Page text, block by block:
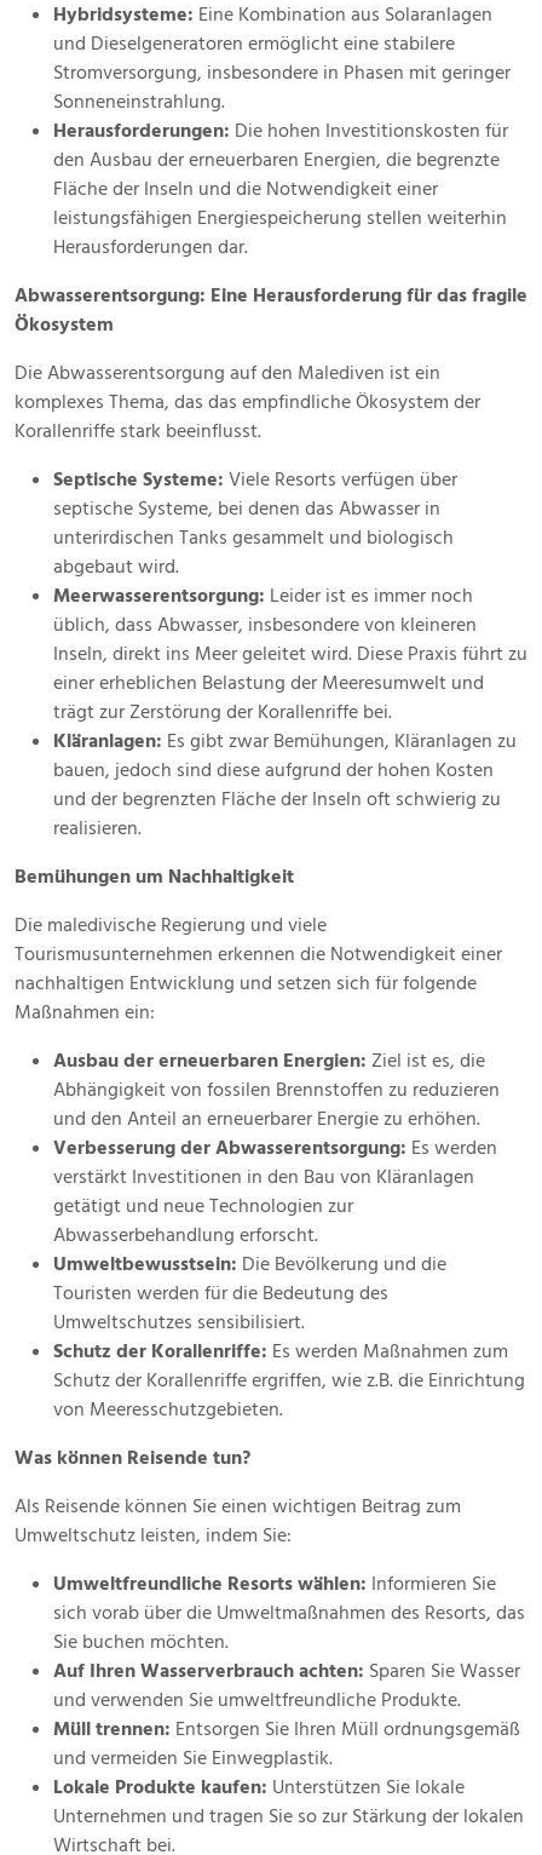
Hybridsysteme: Eine Kombination aus Solaranlagen
und Dieselgeneratoren ermöglicht eine stabilere
Stromversorgung, insbesondere in Phasen mit geringer
Sonneneinstrahlung.
Herausforderungen: Die hohen Investitionskosten für
den Ausbau der erneuerbaren Energien, die begrenzte
Fläche der Inseln und die Notwendigkeit einer
leistungsfähigen Energiespeicherung stellen weiterhin
Herausforderungen dar.
Abwasserentsorgung: Eine Herausforderung für das fragile
Ökosystem
Die Abwasserentsorgung auf den Malediven ist ein
komplexes Thema, das das empfindliche Ökosystem der
Korallenriffe stark beeinflusst.
Septische Systeme: Viele Resorts verfügen über
septische Systeme, bei denen das Abwasser in
unterirdischen Tanks gesammelt und biologisch
abgebaut wird.
Meerwasserentsorgung: Leider ist es immer noch
üblich, dass Abwasser, insbesondere von kleineren
Inseln, direkt ins Meer geleitet wird. Diese Praxis führt zu
einer erheblichen Belastung der Meeresumwelt und
trägt zur Zerstörung der Korallenriffe bei.
Kläranlagen: Es gibt zwar Bemühungen, Kläranlagen zu
bauen, jedoch sind diese aufgrund der hohen Kosten
und der begrenzten Fläche der Inseln oft schwierig zu
realisieren.
Bemühungen um Nachhaltigkeit
Die maledivische Regierung und viele
Tourismusunternehmen erkennen die Notwendigkeit einer
nachhaltigen Entwicklung und setzen sich für folgende
Maßnahmen ein:
Ausbau der erneuerbaren Energien: Ziel ist es, die
Abhängigkeit von fossilen Brennstoffen zu reduzieren
und den Anteil an erneuerbarer Energie zu erhöhen.
Verbesserung der Abwasserentsorgung: Es werden
verstärkt Investitionen in den Bau von Kläranlagen
getätigt und neue Technologien zur
Abwasserbehandlung erforscht.
Umweltbewusstsein: Die Bevölkerung und die
Touristen werden für die Bedeutung des
Umweltschutzes sensibilisiert.
Schutz der Korallenriffe: Es werden Maßnahmen zum
Schutz der Korallenriffe ergriffen, wie z.B. die Einrichtung
von Meeresschutzgebieten.
Was können Reisende tun?
Als Reisende können Sie einen wichtigen Beitrag zum
Umweltschutz leisten, indem Sie:
Umweltfreundliche Resorts wählen: Informieren Sie
sich vorab über die Umweltmaßnahmen des Resorts, das
Sie buchen möchten.
Auf Ihren Wasserverbrauch achten: Sparen Sie Wasser
und verwenden Sie umweltfreundliche Produkte.
Müll trennen: Entsorgen Sie Ihren Müll ordnungsgemäß
und vermeiden Sie Einwegplastik.
Lokale Produkte kaufen: Unterstützen Sie lokale
Unternehmen und tragen Sie so zur Stärkung der lokalen
Wirtschaft bei.